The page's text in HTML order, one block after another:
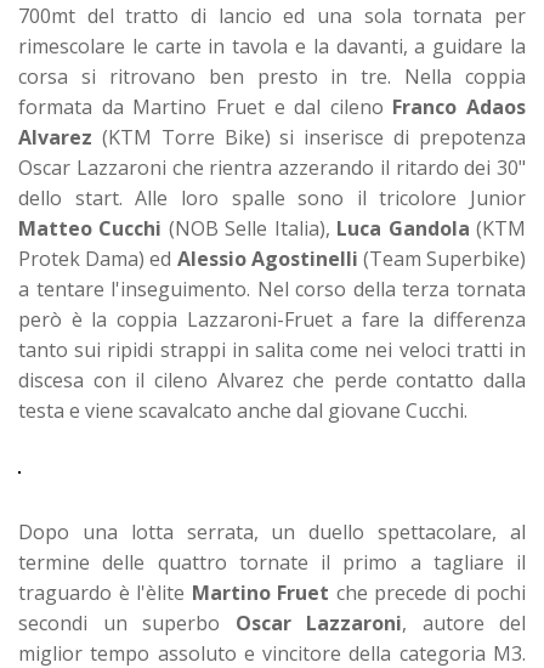
700mt del tratto di lancio ed una sola tornata per
rimescolare le carte in tavola e la davanti, a guidare la
corsa si ritrovano ben presto in tre. Nella coppia
formata da Martino Fruet e dal cileno Franco Adaos
Alvarez (KTM Torre Bike) si inserisce di prepotenza
Oscar Lazzaroni che rientra azzerando il ritardo dei 30"
dello start. Alle loro spalle sono il tricolore Junior
Matteo Cucchi (NOB Selle Italia), Luca Gandola (KTM
Protek Dama) ed Alessio Agostinelli (Team Superbike)
a tentare l'inseguimento. Nel corso della terza tornata
però è la coppia Lazzaroni-Fruet a fare la differenza
tanto sui ripidi strappi in salita come nei veloci tratti in
discesa con il cileno Alvarez che perde contatto dalla
testa e viene scavalcato anche dal giovane Cucchi.
Dopo una lotta serrata, un duello spettacolare, al
termine delle quattro tornate il primo a tagliare il
traguardo è l'èlite Martino Fruet che precede di pochi
secondi un superbo Oscar Lazzaroni, autore del
miglior tempo assoluto e vincitore della categoria M3.